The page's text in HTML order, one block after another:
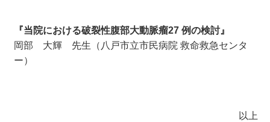
『当院における破裂性腹部大動脈瘤27 例の検討』
岡部 大輝 先生（八戸市立市民病院 救命救急センタ
ー）
以上